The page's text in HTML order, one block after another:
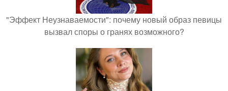
"Эффект Неузнаваемости": почему новый образ певицы
вызвал споры о гранях возможного?